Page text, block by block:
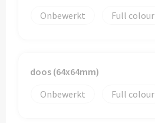
Toilettassen
Valbeveiliging
Onbewerkt
Full colour
doos (64x64mm)
Onbewerkt
Full colour